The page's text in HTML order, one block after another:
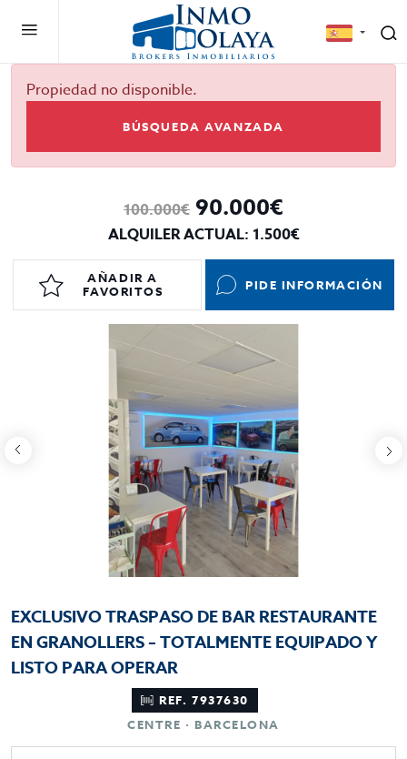
Propiedad no disponible.
BÚSQUEDA AVANZADA
100.000€ 90.000€
ALQUILER ACTUAL: 1.500€
AÑADIR A
FAVORITOS
PIDE INFORMACIÓN
EXCLUSIVO TRASPASO DE BAR RESTAURANTE
EN GRANOLLERS – TOTALMENTE EQUIPADO Y
LISTO PARA OPERAR
REF. 7937630
CENTRE · BARCELONA